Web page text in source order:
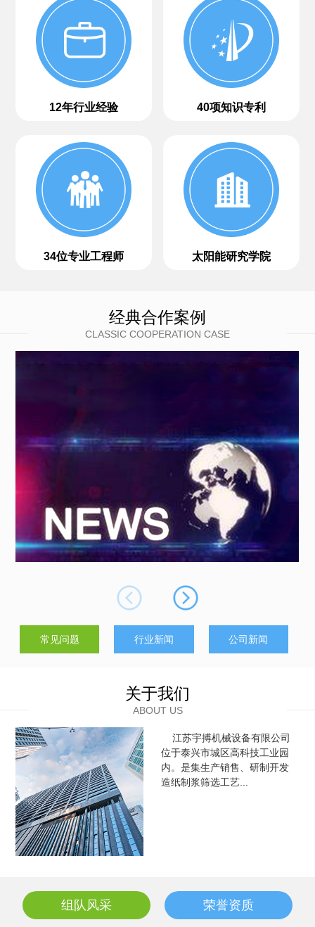
12年行业经验 40项知识专利
34位专业工程师 太阳能研究学院
经典合作案例
CLASSIC COOPERATION CASE
冷设备(空调)扬声器、工艺品制作、造...
常见问题 行业新闻 公司新闻
关于我们
ABOUT US
江苏宇搏机械设备有限公司
位于泰兴市城区高科技工业园
内。是集生产销售、研制开发
造纸制浆筛选工艺...
组队风采 荣誉资质